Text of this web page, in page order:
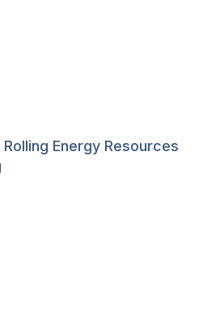
Energy Resources